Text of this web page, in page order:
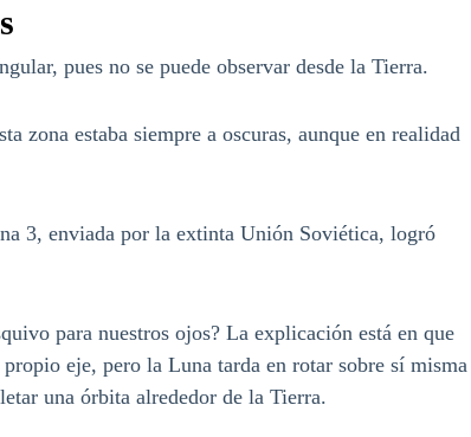
pues no se puede observar desde la Tierra.
zona estaba siempre a oscuras, aunque en realidad
3, enviada por la extinta Unión Soviética, logró
para nuestros ojos? La explicación está en que
eje, pero la Luna tarda en rotar sobre sí misma
una órbita alrededor de la Tierra.